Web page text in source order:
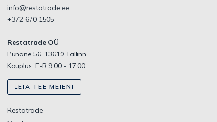
info@restatrade.ee
+372 670 1505
Restatrade OÜ
Punane 56, 13619 Tallinn
Kauplus: E-R 9:00 - 17:00
LEIA TEE MEIENI
Restatrade